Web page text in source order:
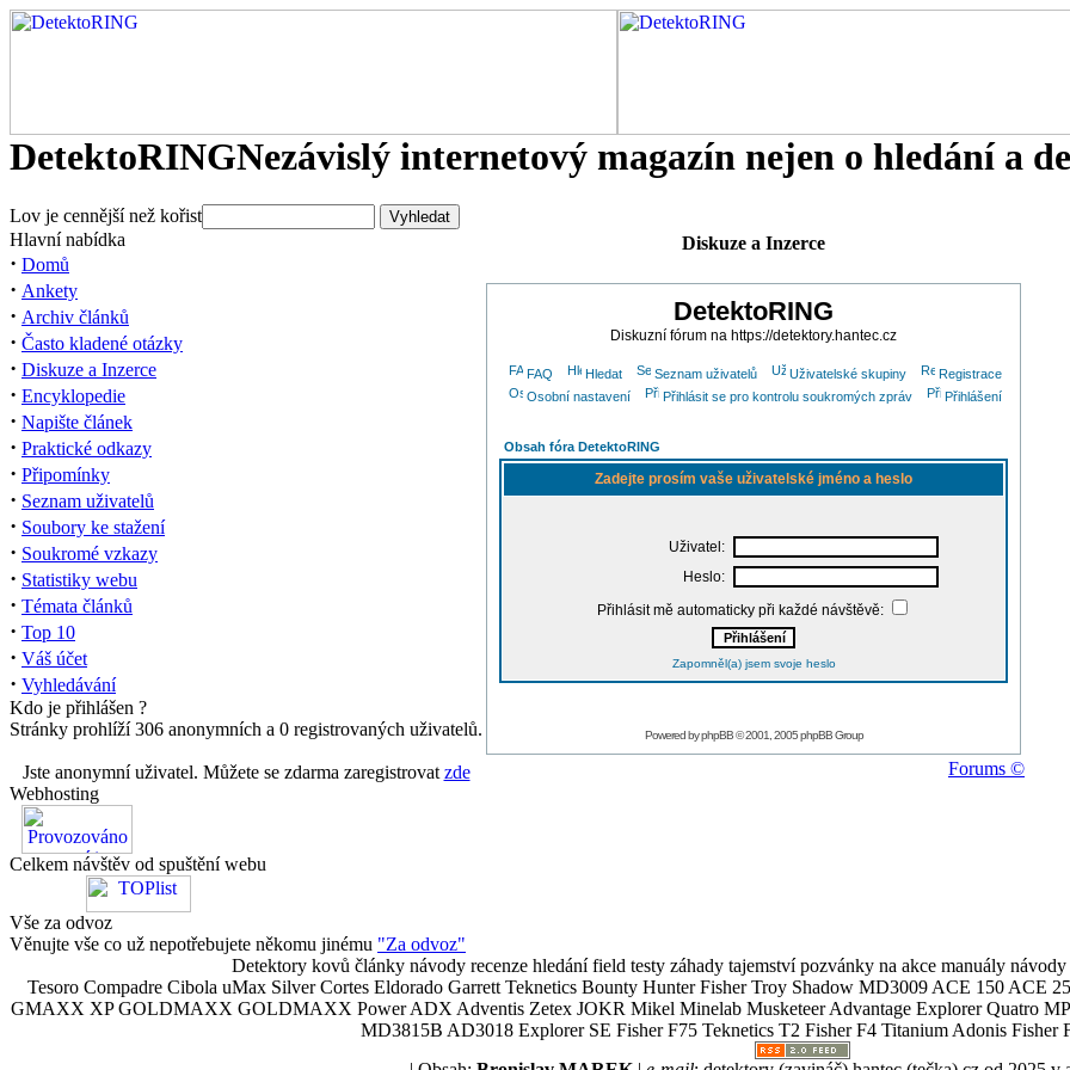
DetektoRINGNezávislý internetový magazín nejen o hledání a
Lov je cennější než kořist
Hlavní nabídka
· Domů
· Ankety
· Archiv článků
· Často kladené otázky
· Diskuze a Inzerce
· Encyklopedie
· Napište článek
· Praktické odkazy
· Připomínky
· Seznam uživatelů
· Soubory ke stažení
· Soukromé vzkazy
· Statistiky webu
· Témata článků
· Top 10
· Váš účet
· Vyhledávání
Kdo je přihlášen ?
Stránky prohlíží 306 anonymních a 0 registrovaných uživatelů.
Jste anonymní uživatel. Můžete se zdarma zaregistrovat zde
Webhosting
Celkem návštěv od spuštění webu
Vše za odvoz
Věnujte vše co už nepotřebujete někomu jinému "Za odvoz"
Diskuze a Inzerce
DetektoRING
Diskuzní fórum na https://detektory.hantec.cz
FAQ Hledat Seznam uživatelů Uživatelské skupiny
Registrace
Osobní nastavení
Přihlásit se pro kontrolu soukromých zpráv Přihlášení
Obsah fóra DetektoRING
Zadejte prosím vaše uživatelské jméno a heslo
Uživatel:
Heslo:
Přihlásit mě automaticky při každé návštěvě:
Zapomněl(a) jsem svoje heslo
Powered byphpBB© 2001, 2005 phpBB Group
Forums ©
Detektory kovů články návody recenze hledání field testy záhady tajemství pozvánky na akce manuály
Tesoro Compadre Cibola uMax Silver Cortes Eldorado Garrett Teknetics Bounty Hunter Fisher Troy Shadow MD3009 ACE 150 ACE
GMAXX XP GOLDMAXX GOLDMAXX Power ADX Adventis Zetex JOKR Mikel Minelab Musketeer Advantage Explorer Quatro
MD3815B AD3018 Explorer SE Fisher F75 Teknetics T2 Fisher F4 Titanium Adonis Fisher